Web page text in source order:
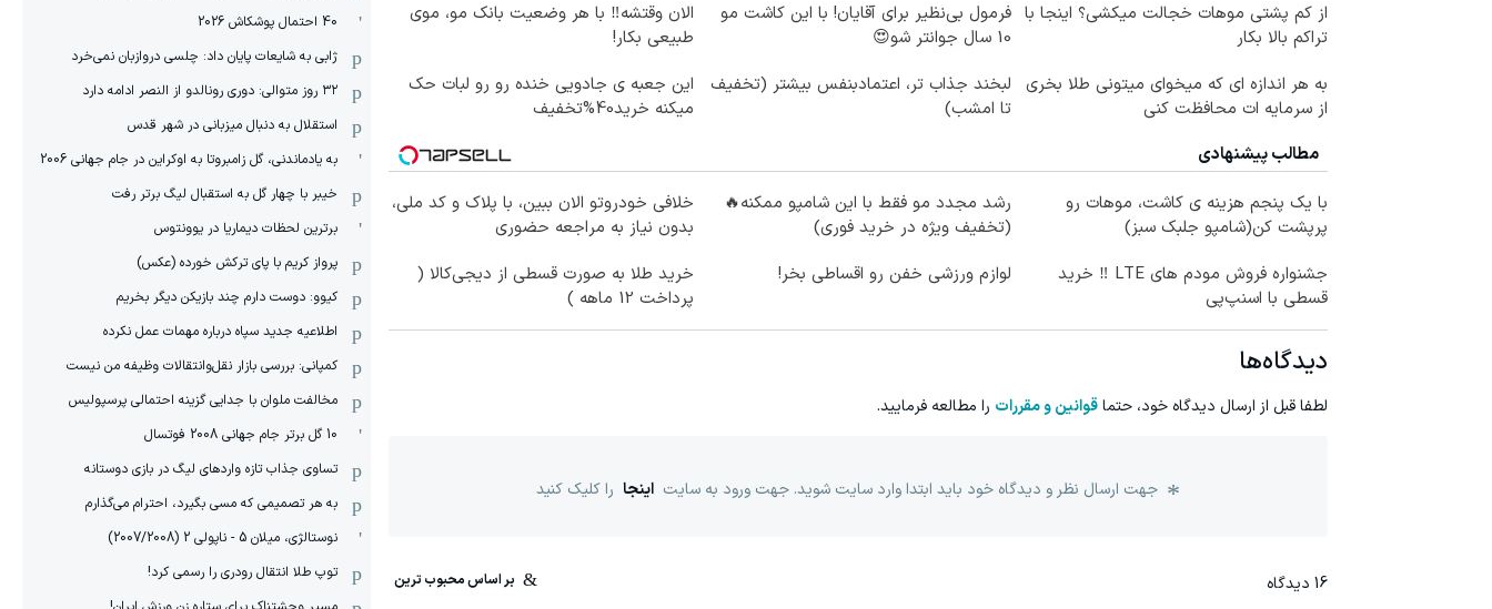
از کم پشتی موهات خجالت میکشی؟ اینجا با
تراکم بالا بکار
فرمول بی‌نظیر برای آقایان! با این کاشت مو
10 سال جوانتر شو😍
الان وقتشه‼️ با هر وضعیت بانک مو، موی
طبیعی بکار!
به هر اندازه ای که میخوای میتونی طلا بخری
از سرمایه ات محافظت کنی
لبخند جذاب تر، اعتمادبنفس بیشتر (تخفیف
تا امشب)
این جعبه ی جادویی خنده رو رو لبات حک
میکنه خرید40%تخفیف
مطالب پیشنهادی
با یک پنجم هزینه ی کاشت، موهات رو
پرپشت کن(شامپو جلبک سبز)
رشد مجدد مو فقط با این شامپو ممکنه🔥
(تخفیف ویژه در خرید فوری)
خلافی خودروتو الان ببین، با پلاک و کد ملی،
بدون نیاز به مراجعه حضوری
جشنواره فروش مودم های LTE ‼️ خرید
قسطی با اسنپ‌پی
لوازم ورزشی خفن رو اقساطی بخر!
خرید طلا به صورت قسطی از دیجی‌کالا (
پرداخت 12 ماهه )
دیدگاه‌ها
لطفا قبل از ارسال دیدگاه خود، حتماقوانین و مقررات را مطالعه فرمایید.
جهت ارسال نظر و دیدگاه خود باید ابتدا وارد سایت شوید. جهت ورود به سایت اینجا را کلیک کنید
16 دیدگاه
40 احتمال پوشکاش 2026
ژابی به شایعات پایان داد: چلسی دروازبان نمی‌خرد
۳۲ روز متوالی: دوری رونالدو از النصر ادامه دارد
استقلال به دنبال میزبانی در شهر قدس
به یادماندنی، گل زامبروتا به اوکراین در جام جهانی 2006
خیبر با چهار گل به استقبال لیگ برتر رفت
برترین لحظات دیماریا در یوونتوس
پرواز کریم با پای ترکش خورده (عکس)
کیوو: دوست دارم چند بازیکن دیگر بخریم
اطلاعیه جدید سپاه درباره مهمات عمل نکرده
کمپانی: بررسی بازار نقل‌وانتقالات وظیفه من نیست
مخالفت ملوان با جدایی گزینه احتمالی پرسپولیس
10 گل برتر جام جهانی 2008 فوتسال
تساوی جذاب تازه واردهای لیگ در بازی دوستانه
به هر تصمیمی که مسی بگیرد، احترام می‌گذارم
نوستالژی، میلان 5 - ناپولی 2 (2007/2008)
توپ طلا انتقال رودری را رسمی کرد!